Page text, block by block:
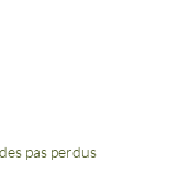
pas perdus